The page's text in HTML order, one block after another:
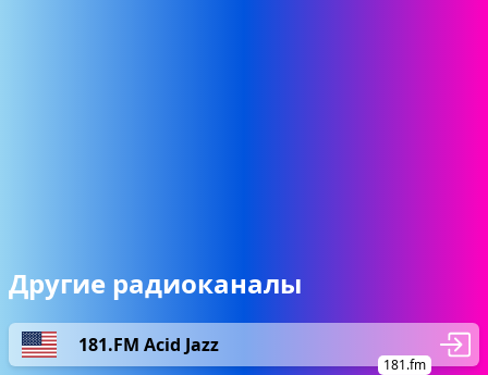
Другие радиоканалы
181.FM Acid Jazz
181.fm